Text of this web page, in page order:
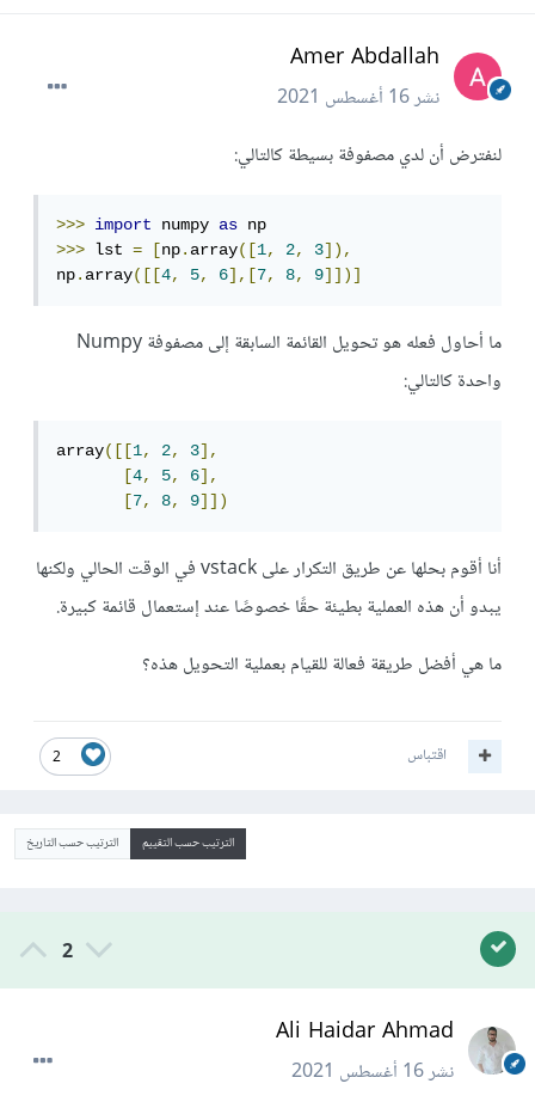
Amer Abdallah
نشر16 أغسطس 2021
لنفترض أن لدي مصفوفة بسيطة كالتالي:
>>> import numpy as
>>> lst = [np.array([1, 2, 3]),
np.array([[4, 5, 6],[7, 8, 9]])]
ما أحاول فعله هو تحويل القائمة السابقة إلى مصفوفة Numpy
واحدة كالتالي:
array([[1, 2, 3],
[4, 5, 6],
[7, 8, 9]])
أنا أقوم بحلها عن طريق التكرار على vstack في الوقت الحالي ولكنها
يبدو أن هذه العملية بطيئة حقًا خصوصًا عند إستعمال قائمة كبيرة.
ما هي أفضل طريقة فعالة للقيام بعملية التحويل هذه؟
2 اقتباس
الترتيب حسب التقييم الترتيب حسب التاريخ
2
Ali Haidar Ahmad
نشر16 أغسطس 2021